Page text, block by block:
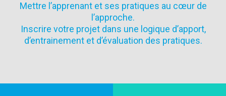
Mettre l’apprenant et ses pratiques au cœur de
l’approche.
Inscrire votre projet dans une logique d’apport,
d’entrainement et d’évaluation des pratiques.